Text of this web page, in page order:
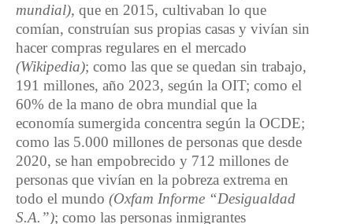
mundial), que en 2015, cultivaban lo que
comían, construían sus propias casas y vivían sin
hacer compras regulares en el mercado
(Wikipedia); como las que se quedan sin trabajo,
191 millones, año 2023, según la OIT; como el
60% de la mano de obra mundial que la
economía sumergida concentra según la OCDE;
como las 5.000 millones de personas que desde
2020, se han empobrecido y 712 millones de
personas que vivían en la pobreza extrema en
todo el mundo (Oxfam Informe “Desigualdad
S.A.”); como las personas inmigrantes